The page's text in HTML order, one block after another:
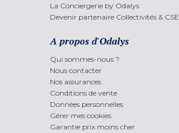
La Conciergerie by Odalys
Devenir partenaire Collectivités & CSE
A propos d'Odalys
Qui sommes-nous ?
Nous contacter
Nos assurances
Conditions de vente
Données personnelles
Gérer mes cookies
Garantie prix moins cher